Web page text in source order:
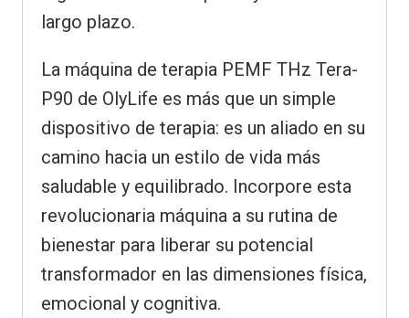
largo plazo.
La máquina de terapia PEMF THz Tera-
P90 de OlyLife es más que un simple
dispositivo de terapia: es un aliado en su
camino hacia un estilo de vida más
saludable y equilibrado. Incorpore esta
revolucionaria máquina a su rutina de
bienestar para liberar su potencial
transformador en las dimensiones física,
emocional y cognitiva.